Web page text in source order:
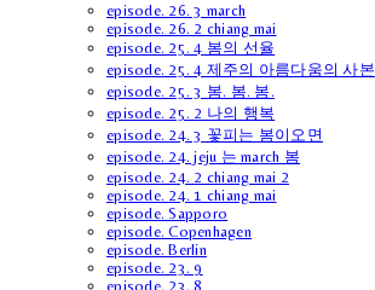
episode. 26. 3 march
episode. 26. 2 chiang mai
episode. 25. 4 봄의 선율
episode. 25. 4 제주의 아름다움의 사본
episode. 25. 3 봄. 봄. 봄.
episode. 25. 2 나의 행복
episode. 24. 3 꽃피는 봄이오면
episode. 24. jeju 는 march 봄
episode. 24. 2 chiang mai 2
episode. 24. 1 chiang mai
episode. Sapporo
episode. Copenhagen
episode. Berlin
episode. 23. 9
episode. 23. 8